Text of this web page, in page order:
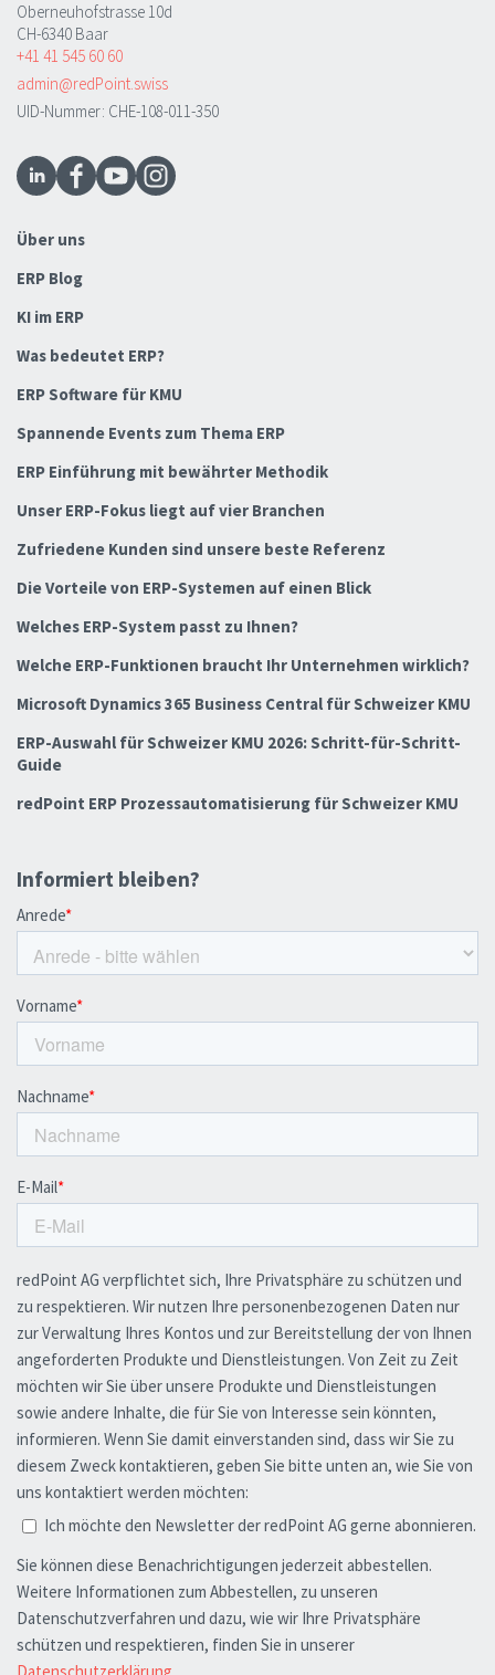
Oberneuhofstrasse 10d
CH-6340 Baar
+41 41 545 60 60
admin@redPoint.swiss
UID-Nummer: CHE-108-011-350
Über uns
ERP Blog
KI im ERP
Was bedeutet ERP?
ERP Software für KMU
Spannende Events zum Thema ERP
ERP Einführung mit bewährter Methodik
Unser ERP-Fokus liegt auf vier Branchen
Zufriedene Kunden sind unsere beste Referenz
Die Vorteile von ERP-Systemen auf einen Blick
Welches ERP-System passt zu Ihnen?
Welche ERP-Funktionen braucht Ihr Unternehmen wirklich?
Microsoft Dynamics 365 Business Central für Schweizer KMU
ERP-Auswahl für Schweizer KMU 2026: Schritt-für-Schritt-
Guide
redPoint ERP Prozessautomatisierung für Schweizer KMU
Informiert bleiben?